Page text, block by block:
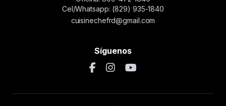
Cel/Whatsapp: (829) 935-1840
cuisinechefrd@gmail.com
Síguenos